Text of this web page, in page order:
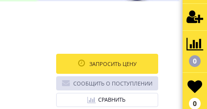
ЗАПРОСИТЬ ЦЕНУ
СООБЩИТЬ О ПОСТУПЛЕНИИ
СРАВНИТЬ
0
0